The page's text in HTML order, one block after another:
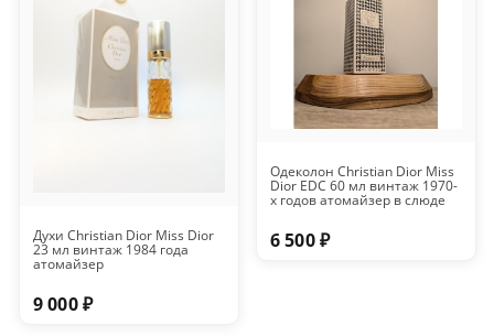
Духи Christian Dior Miss Dior
23 мл винтаж 1984 года
атомайзер
9 000 ₽
Одеколон Christian Dior Miss
Dior EDC 60 мл винтаж 1970-
х годов атомайзер в слюде
6 500 ₽